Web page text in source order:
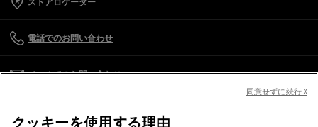
電話でのお問い合わせ
メールでのお問い合わせ
クッキーを使用する理由
同意せずに続行 X